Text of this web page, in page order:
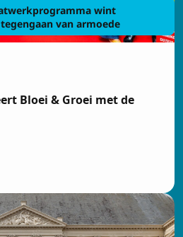
wint
van armoede
Bloei & Groei met de